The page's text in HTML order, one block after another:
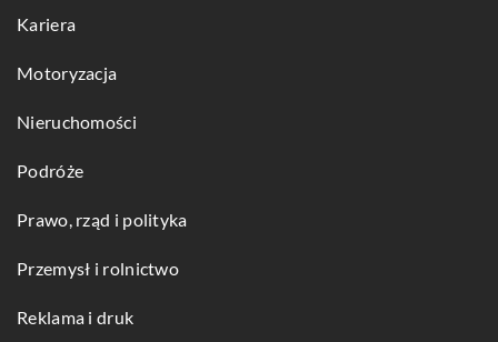
Kariera
Motoryzacja
Nieruchomości
Podróże
Prawo, rząd i polityka
Przemysł i rolnictwo
Reklama i druk